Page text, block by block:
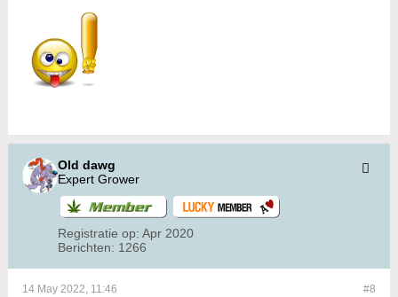
Old dawg
Expert Grower
Registratie op: Apr 2020
Berichten: 1266
#8
14 May 2022, 11:46